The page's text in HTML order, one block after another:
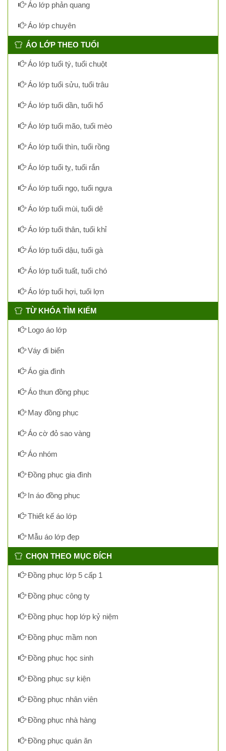
Áo lớp phản quang
Áo lớp chuyên
ÁO LỚP THEO TUỔI
Áo lớp tuổi tý, tuổi chuột
Áo lớp tuổi sửu, tuổi trâu
Áo lớp tuổi dần, tuổi hổ
Áo lớp tuổi mão, tuổi mèo
Áo lớp tuổi thìn, tuổi rồng
Áo lớp tuổi tỵ, tuổi rắn
Áo lớp tuổi ngọ, tuổi ngựa
Áo lớp tuổi mùi, tuổi dê
Áo lớp tuổi thân, tuổi khỉ
Áo lớp tuổi dậu, tuổi gà
Áo lớp tuổi tuất, tuổi chó
Áo lớp tuổi hợi, tuổi lợn
TỪ KHÓA TÌM KIẾM
Logo áo lớp
Váy đi biển
Áo gia đình
Áo thun đồng phục
May đồng phục
Áo cờ đỏ sao vàng
Áo nhóm
Đồng phục gia đình
In áo đồng phục
Thiết kế áo lớp
Mẫu áo lớp đẹp
CHỌN THEO MỤC ĐÍCH
Đồng phục lớp 5 cấp 1
Đồng phục công ty
Đồng phục họp lớp kỷ niệm
Đồng phục mầm non
Đồng phục học sinh
Đồng phục sự kiện
Đồng phục nhân viên
Đồng phục nhà hàng
Đồng phục quán ăn